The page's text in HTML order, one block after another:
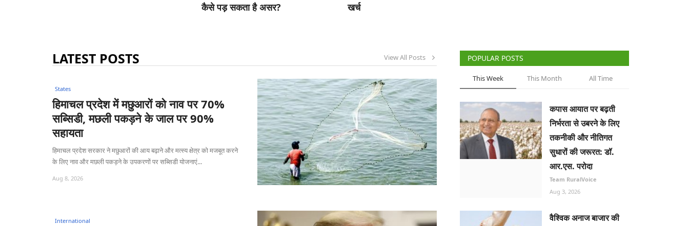
कैसे पड़ सकता है असर?
खर्च
LATEST POSTS View All Posts
हिमाचल प्रदेश में मछुआरों को नाव पर 70%
सब्सिडी, मछली पकड़ने के जाल पर 90%
सहायता
हिमाचल प्रदेश सरकार ने मछुआरों की आय बढ़ाने और मत्स्य क्षेत्र को मजबूत करने
के लिए नाव और मछली पकड़ने के उपकरणों पर सब्सिडी योजनाएं...
Aug 8, 2026
States
International
POPULAR POSTS
This Week This Month All Time
कपास आयात पर बढ़ती
निर्भरता से उबरने के लिए
तकनीकी और नीतिगत
सुधारों की जरूरत: डॉ.
आर.एस. परोदा
Team RuralVoice
Aug 3, 2026
वैश्विक अनाज बाजार की